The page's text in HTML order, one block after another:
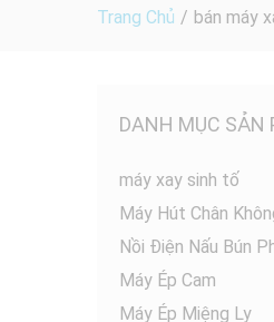
Trang Chủ / bán máy
DANH MỤC SẢN
máy xay sinh tố
Máy Hút Chân
Nồi Điện Nấu Bún
Máy Ép Cam
Máy Ép Miệng Ly